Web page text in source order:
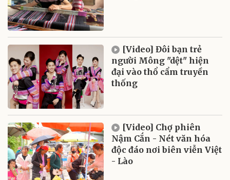
[Video] Đôi bạn trẻ
người Mông "dệt" hiện
đại vào thổ cẩm truyền
thống
[Video] Chợ phiên
Nậm Cắn - Nét văn hóa
độc đáo nơi biên viễn Việt
- Lào